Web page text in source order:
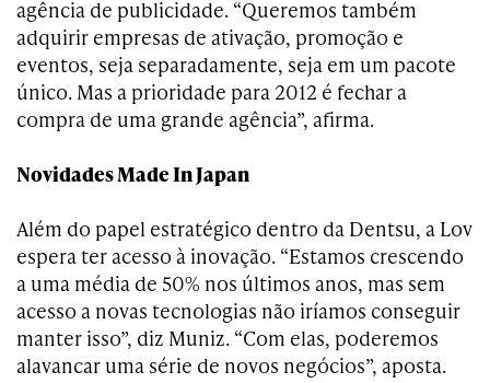
agência de publicidade. “Queremos também
adquirir empresas de ativação, promoção e
eventos, seja separadamente, seja em um pacote
único. Mas a prioridade para 2012 é fechar a
compra de uma grande agência”, afirma.
Novidades Made In Japan
Além do papel estratégico dentro da Dentsu, a Lov
espera ter acesso à inovação. “Estamos crescendo
a uma média de 50% nos últimos anos, mas sem
acesso a novas tecnologias não iríamos conseguir
manter isso”, diz Muniz. “Com elas, poderemos
alavancar uma série de novos negócios”, aposta.